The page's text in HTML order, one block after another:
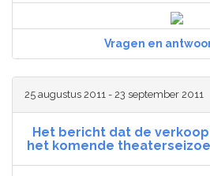
Vragen en
25 augustus 2011 - 23 september 2011
Het bericht dat de
het komende